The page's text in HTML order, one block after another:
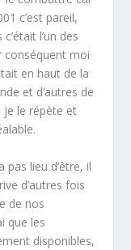
c’est pareil,
l’un des
conséquent moi
en haut de la
et d’autres de
le répète et
pas lieu d’être, il
d’autres fois
de nos
que les
disponibles,